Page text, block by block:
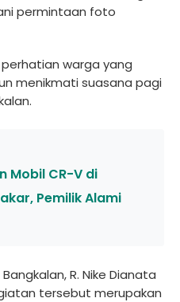
permintaan foto
warga yang
menikmati suasana pagi
Mobil CR-V di
Pemilik Alami
R. Nike Dianata
tersebut merupakan